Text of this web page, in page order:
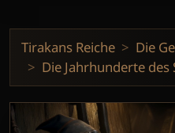
Tirakans Reiche
Die
Die Jahrhunderte des